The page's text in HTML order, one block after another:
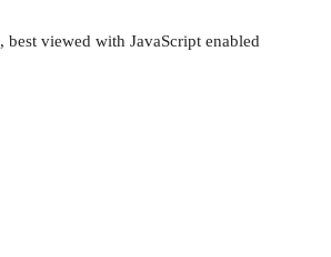
, best viewed with JavaScript enabled